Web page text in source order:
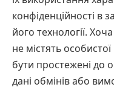
конфіденційності в
його технології.
не містять
бути простежені до
дані обмінів або